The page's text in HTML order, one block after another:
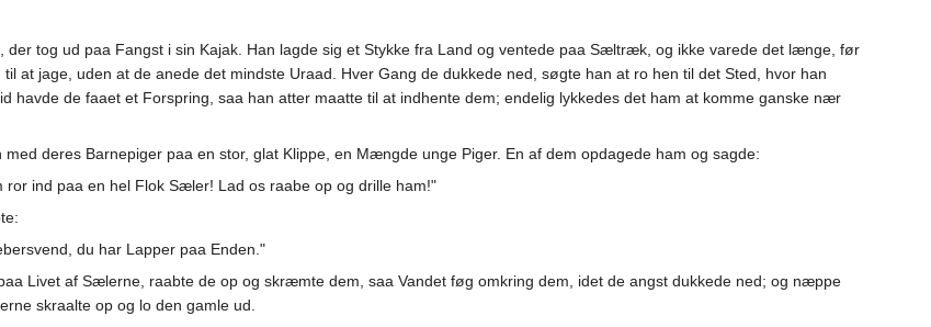
der tog ud paa Fangst i sin Kajak. Han lagde sig et Stykke fra Land og ventede paa Sæltræk, og ikke varede det længe, før
at jage, uden at de anede det mindste Uraad. Hver Gang de dukkede ned, søgte han at ro hen til det Sted, hvor han
havde de faaet et Forspring, saa han atter maatte til at indhente dem; endelig lykkedes det ham at komme ganske nær
deres Barnepiger paa en stor, glat Klippe, en Mængde unge Piger. En af dem opdagede ham og sagde:
ror ind paa en hel Flok Sæler! Lad os raabe op og drille ham!"
du har Lapper paa Enden."
Livet af Sælerne, raabte de op og skræmte dem, saa Vandet føg omkring dem, idet de angst dukkede ned; og næppe
skraalte op og lo den gamle ud.